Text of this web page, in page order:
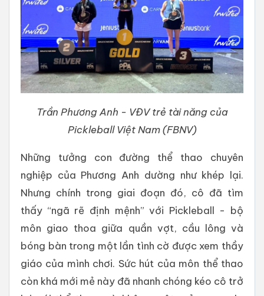
Trần Phương Anh - VĐV trẻ tài năng của
Pickleball Việt Nam (FBNV)
Những tưởng con đường thể thao chuyên
nghiệp của Phương Anh dường như khép lại.
Nhưng chính trong giai đoạn đó, cô đã tìm
thấy “ngã rẽ định mệnh” với Pickleball - bộ
môn giao thoa giữa quần vợt, cầu lông và
bóng bàn trong một lần tình cờ được xem thầy
giáo của mình chơi. Sức hút của môn thể thao
còn khá mới mẻ này đã nhanh chóng kéo cô trở